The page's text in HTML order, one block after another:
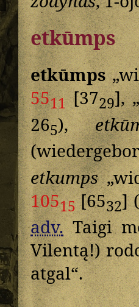
etkūmps
etkūmps
5511[3729],
265),
etkumps
10515[6532]
adv.Taigi
Vilentą!)
atgal“.